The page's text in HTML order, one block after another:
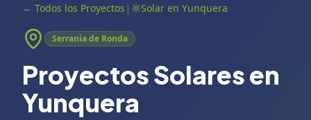
← Todos los Proyectos | Solar en Yunquera
Serranía de Ronda
Proyectos Solares en
Yunquera